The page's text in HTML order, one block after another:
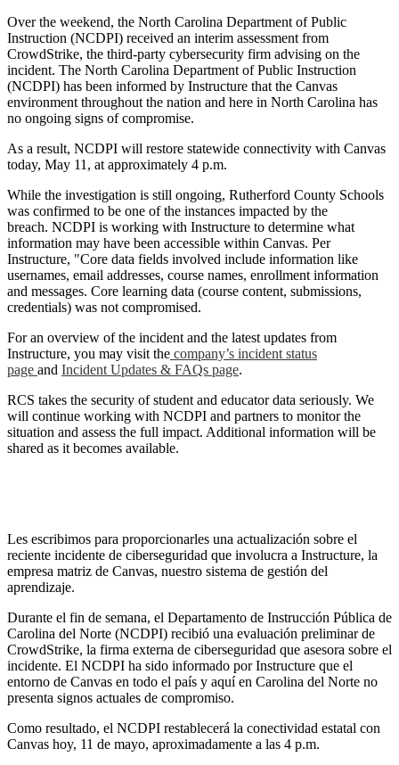
Over the weekend, the North Carolina Department of Public
Instruction (NCDPI) received an interim assessment from
CrowdStrike, the third-party cybersecurity firm advising on the
incident. The North Carolina Department of Public Instruction
(NCDPI) has been informed by Instructure that the Canvas
environment throughout the nation and here in North Carolina has
no ongoing signs of compromise.
As a result, NCDPI will restore statewide connectivity with Canvas
today, May 11, at approximately 4 p.m.
While the investigation is still ongoing, Rutherford County Schools
was confirmed to be one of the instances impacted by the
breach. NCDPI is working with Instructure to determine what
information may have been accessible within Canvas. Per
Instructure, "Core data fields involved include information like
usernames, email addresses, course names, enrollment information
and messages. Core learning data (course content, submissions,
credentials) was not compromised.
For an overview of the incident and the latest updates from
Instructure, you may visit the company’s incident status
page and Incident Updates & FAQs page.
RCS takes the security of student and educator data seriously. We
will continue working with NCDPI and partners to monitor the
situation and assess the full impact. Additional information will be
shared as it becomes available.
Les escribimos para proporcionarles una actualización sobre el
reciente incidente de ciberseguridad que involucra a Instructure, la
empresa matriz de Canvas, nuestro sistema de gestión del
aprendizaje.
Durante el fin de semana, el Departamento de Instrucción Pública de
Carolina del Norte (NCDPI) recibió una evaluación preliminar de
CrowdStrike, la firma externa de ciberseguridad que asesora sobre el
incidente. El NCDPI ha sido informado por Instructure que el
entorno de Canvas en todo el país y aquí en Carolina del Norte no
presenta signos actuales de compromiso.
Como resultado, el NCDPI restablecerá la conectividad estatal con
Canvas hoy, 11 de mayo, aproximadamente a las 4 p.m.